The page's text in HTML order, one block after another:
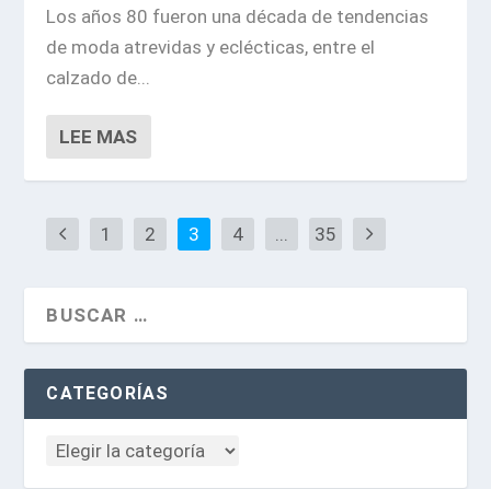
Los años 80 fueron una década de tendencias
de moda atrevidas y eclécticas, entre el
calzado de...
LEE MAS
1 2 3 4 35
CATEGORÍAS